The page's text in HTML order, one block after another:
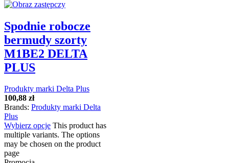
Spodnie robocze
bermudy szorty
M1BE2 DELTA
PLUS
Produkty marki Delta Plus
100,88 zł
Brands: Produkty marki Delta
Plus
Wybierz opcje This product has
multiple variants. The options
may be chosen on the product
page